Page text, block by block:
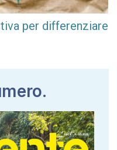
per differenziare